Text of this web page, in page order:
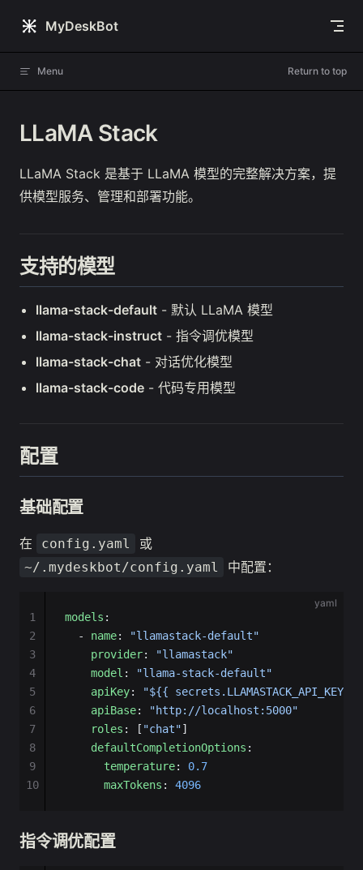
Skip to content
MyDeskBot
Menu Return to top
LLaMA Stack
LLaMA Stack 是基于 LLaMA 模型的完整解决方案，提
供模型服务、管理和部署功能。
支持的模型
llama-stack-default - 默认 LLaMA 模型
llama-stack-instruct - 指令调优模型
llama-stack-chat - 对话优化模型
llama-stack-code - 代码专用模型
配置
基础配置
在 config.yaml 或
~/.mydeskbot/config.yaml 中配置：
yaml
models :
  -
name:
"llamastack-default"
    provider
:
"llamastack"
    model
:
"llama-stack-default"
    apiKey
:
"${{ secrets.LLAMASTACK_API_KEY
    apiBase
:
"http://localhost:5000"
    roles
: [ "chat"]
    defaultCompletionOptions
:
      temperature
: 0.7
      maxTokens
: 4096
1
2
3
4
5
6
7
8
9
10
指令调优配置